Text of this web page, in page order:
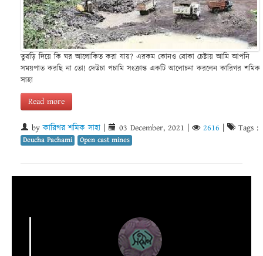
তুবড়ি দিয়ে কি ঘর আলোকিত করা যায়? এরকম কোনও বোকা চেষ্টায় আমি আপনি
সময়পাত করছি না তো! দেউচা পচামি সংক্রান্ত একটি আলোচনা করলেন কারিগর শমিক
সাহা
Read more
byকারিগর শমিক সাহা 03 December, 2021 2616 Tags :
Deucha Pachami Open cast mines